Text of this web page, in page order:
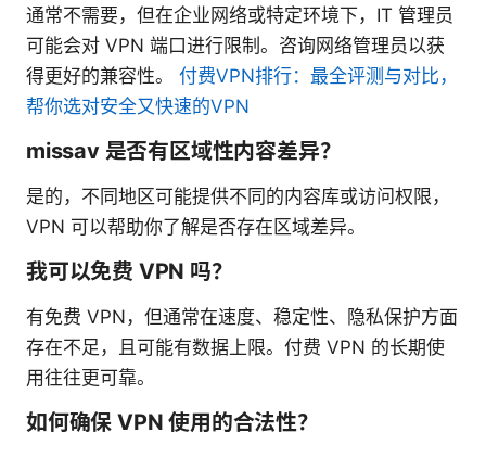
通常不需要，但在企业网络或特定环境下，IT 管理员
可能会对 VPN 端口进行限制。咨询网络管理员以获
得更好的兼容性。 付费VPN排行：最全评测与对比，
帮你选对安全又快速的VPN
missav 是否有区域性内容差异？
是的，不同地区可能提供不同的内容库或访问权限，
VPN 可以帮助你了解是否存在区域差异。
我可以免费 VPN 吗？
有免费 VPN，但通常在速度、稳定性、隐私保护方面
存在不足，且可能有数据上限。付费 VPN 的长期使
用往往更可靠。
如何确保 VPN 使用的合法性？